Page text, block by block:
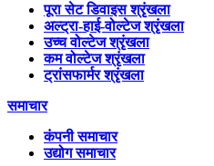
पूरा सेट डिवाइस श्रृंखला
अल्ट्रा-हाई-वोल्टेज श्रृंखला
उच्च वोल्टेज श्रृंखला
कम वोल्टेज श्रृंखला
ट्रांसफार्मर श्रृंखला
समाचार
कंपनी समाचार
उद्योग समाचार